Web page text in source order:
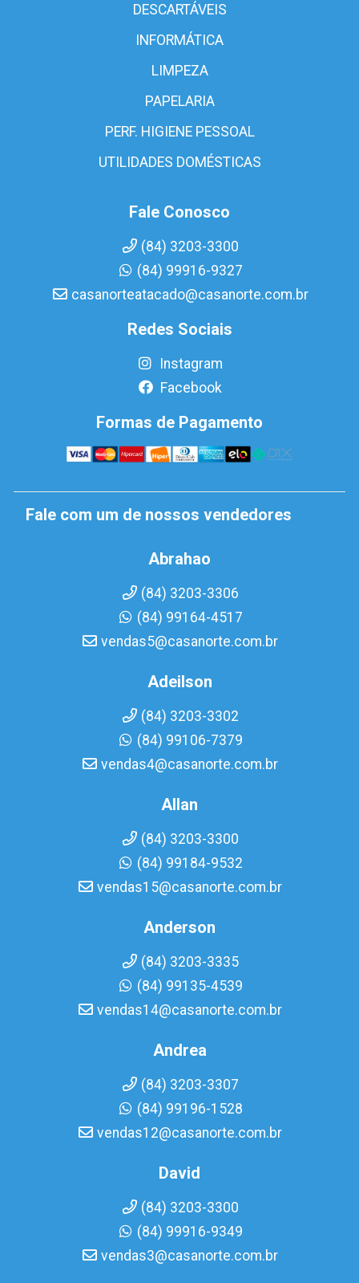
DESCARTÁVEIS
INFORMÁTICA
LIMPEZA
PAPELARIA
PERF. HIGIENE PESSOAL
UTILIDADES DOMÉSTICAS
Fale Conosco
(84) 3203-3300
(84) 99916-9327
casanorteatacado@casanorte.com.br
Redes Sociais
Instagram
Facebook
Formas de Pagamento
Fale com um de nossos vendedores
Abrahao
(84) 3203-3306
(84) 99164-4517
vendas5@casanorte.com.br
Adeilson
(84) 3203-3302
(84) 99106-7379
vendas4@casanorte.com.br
Allan
(84) 3203-3300
(84) 99184-9532
vendas15@casanorte.com.br
Anderson
(84) 3203-3335
(84) 99135-4539
vendas14@casanorte.com.br
Andrea
(84) 3203-3307
(84) 99196-1528
vendas12@casanorte.com.br
David
(84) 3203-3300
(84) 99916-9349
vendas3@casanorte.com.br